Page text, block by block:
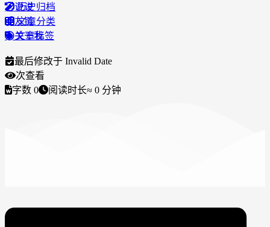
历史归档
文章分类
文章标签
说说
友链
关于我
最后修改于 Invalid Date
次查看
字数 0 阅读时长≈ 0 分钟